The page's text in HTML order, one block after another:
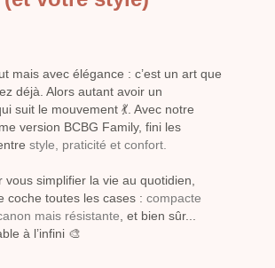
mais avec élégance : c’est un art que
déjà. Alors autant avoir un
suit le mouvement 💃. Avec notre
version BCBG Family, fini les
style, praticité et confort.
vous simplifier la vie au quotidien,
coche toutes les cases : compacte
mais résistante , et bien sûr...
à l’infini 🎨